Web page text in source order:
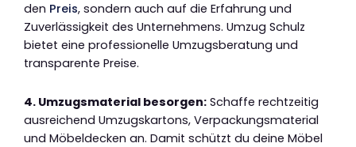
den Preis, sondern auch auf die Erfahrung und
Zuverlässigkeit des Unternehmens. Umzug Schulz
bietet eine professionelle Umzugsberatung und
transparente Preise.
4. Umzugsmaterial besorgen: Schaffe rechtzeitig
ausreichend Umzugskartons, Verpackungsmaterial
und Möbeldecken an. Damit schützt du deine Möbel